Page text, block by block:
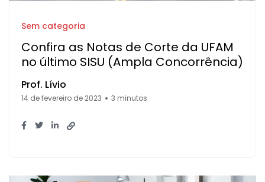
Sem categoria
Confira as Notas de Corte da UFAM
no último SISU (Ampla Concorrência)
Prof. Lívio
14 de fevereiro de 2023 3 minutos